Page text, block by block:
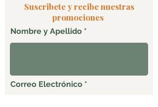
Suscribete y recibe nuestras
promociones
Nombre y Apellido
Correo Electrónico